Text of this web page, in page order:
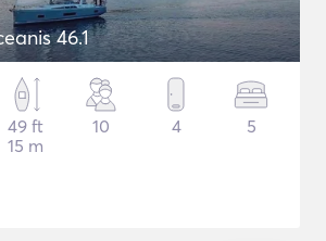
46.1
49 ft
15 m
10 4 5